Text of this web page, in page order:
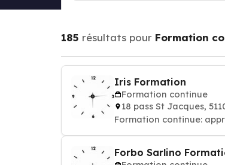
185 résultats pour Formation
Iris Formation
Formation continue
18 pass St Jacques,
Formation continue:
Forbo Sarlino